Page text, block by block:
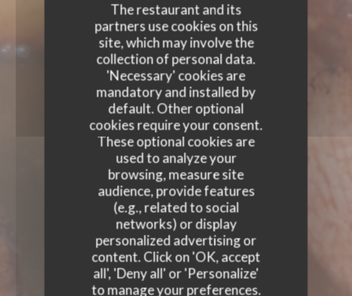
The restaurant and its
partners use cookies on this
site, which may involve the
collection of personal data.
'Necessary' cookies are
mandatory and installed by
default. Other optional
cookies require your consent.
These optional cookies are
used to analyze your
browsing, measure site
audience, provide features
(e.g., related to social
networks) or display
personalized advertising or
content. Click on 'OK, accept
all', 'Deny all' or 'Personalize'
to manage your preferences.